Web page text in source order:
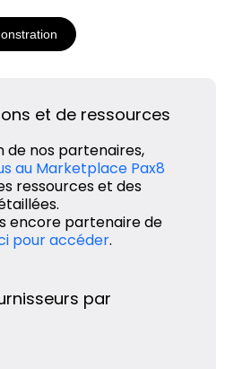
et de ressources
de nos partenaires,
au Marketplace Pax8
ressources et des
encore partenaire de
pour accéder.
par